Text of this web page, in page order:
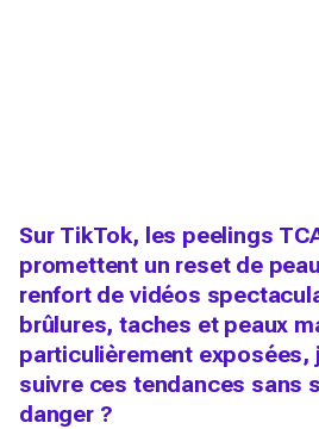
Sur TikTok, les peelings
promettent un reset de
renfort de vidéos
brûlures, taches et peaux
particulièrement exposées,
suivre ces tendances sans
danger ?